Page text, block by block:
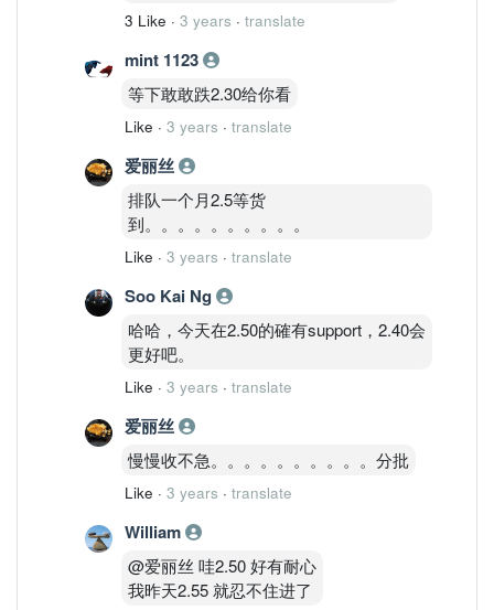
3 Like · 3 years · translate
mint 1123
等下敢敢跌2.30给你看
Like · 3 years · translate
爱丽丝
排队一个月2.5等货
到。。。。。。。。。。
Like · 3 years · translate
Soo Kai Ng
哈哈，今天在2.50的確有support，2.40会
更好吧。
Like · 3 years · translate
爱丽丝
慢慢收不急。。。。。。。。。。分批
Like · 3 years · translate
William
@爱丽丝 哇2.50 好有耐心
我昨天2.55 就忍不住进了